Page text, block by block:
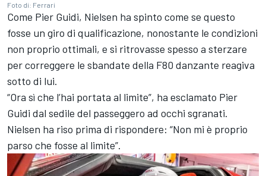
Foto di: Ferrari
Come Pier Guidi, Nielsen ha spinto come se questo
fosse un giro di qualificazione, nonostante le condizioni
non proprio ottimali, e si ritrovasse spesso a sterzare
per correggere le sbandate della F80 danzante reagiva
sotto di lui.
“Ora sì che l’hai portata al limite”, ha esclamato Pier
Guidi dal sedile del passeggero ad occhi sgranati.
Nielsen ha riso prima di rispondere: “Non mi è proprio
parso che fosse al limite”.